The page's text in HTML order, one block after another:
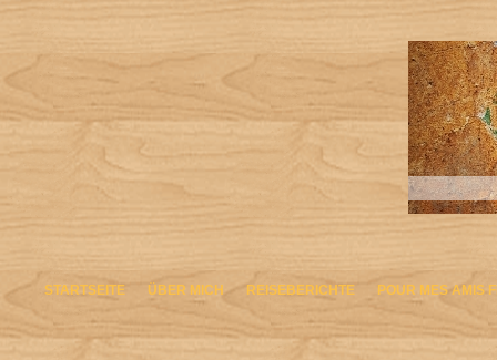
STARTSEITE ÜBER MICH REISEBERICHTE POUR MES AMIS